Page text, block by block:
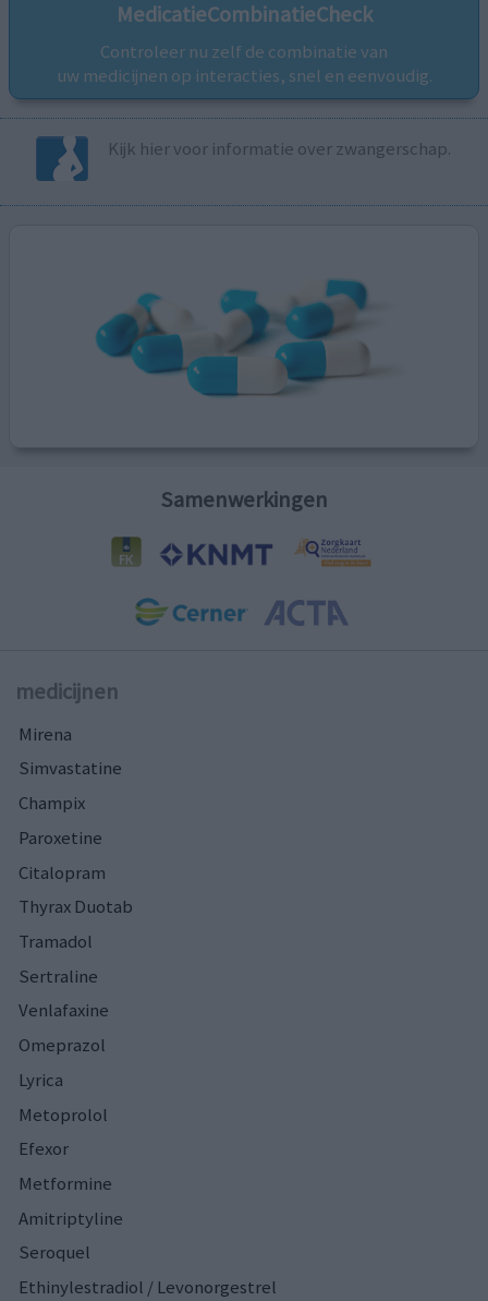
MedicatieCombinatieCheck
Controleer nu zelf de combinatie van
uw medicijnen op interacties, snel en eenvoudig.
Kijk hier voor informatie over zwangerschap.
Samenwerkingen
medicijnen
Mirena
Simvastatine
Champix
Paroxetine
Citalopram
Thyrax Duotab
Tramadol
Sertraline
Venlafaxine
Omeprazol
Lyrica
Metoprolol
Efexor
Metformine
Amitriptyline
Seroquel
Ethinylestradiol / Levonorgestrel